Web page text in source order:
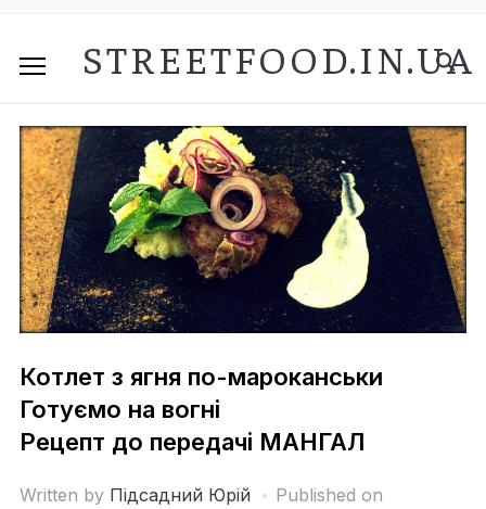
STREETFOOD.IN.UA
Котлет з ягня по-мароканськи
Готуємо на вогні
Рецепт до передачі МАНГАЛ
Written by Підсадний Юрій
Published on